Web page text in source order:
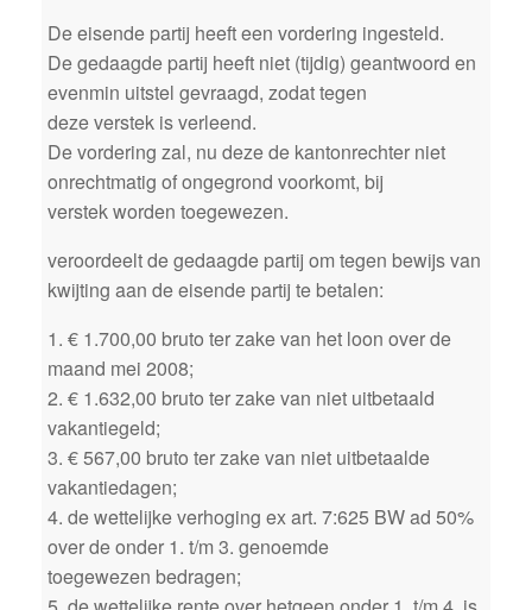
De eisende partij heeft een vordering ingesteld.
De gedaagde partij heeft niet (tijdig) geantwoord en
evenmin uitstel gevraagd, zodat tegen
deze verstek is verleend.
De vordering zal, nu deze de kantonrechter niet
onrechtmatig of ongegrond voorkomt, bij
verstek worden toegewezen.
veroordeelt de gedaagde partij om tegen bewijs van
kwijting aan de eisende partij te betalen:
1. € 1.700,00 bruto ter zake van het loon over de
maand mei 2008;
2. € 1.632,00 bruto ter zake van niet uitbetaald
vakantiegeld;
3. € 567,00 bruto ter zake van niet uitbetaalde
vakantiedagen;
4. de wettelijke verhoging ex art. 7:625 BW ad 50%
over de onder 1. t/m 3. genoemde
toegewezen bedragen;